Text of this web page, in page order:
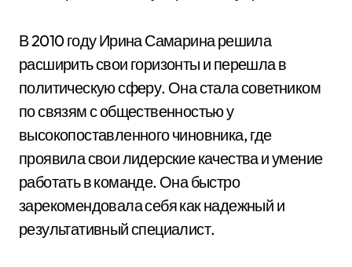
В 2010 году Ирина Самарина решила
расширить свои горизонты и перешла в
политическую сферу. Она стала советником
по связям с общественностью у
высокопоставленного чиновника, где
проявила свои лидерские качества и умение
работать в команде. Она быстро
зарекомендовала себя как надежный и
результативный специалист.